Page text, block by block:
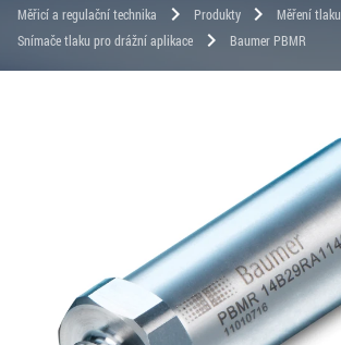
Měřicí a regulační technika chevron_right Produkty chevron_right Měření tlaku
Snímače tlaku pro drážní aplikace chevron_right Baumer PBMR